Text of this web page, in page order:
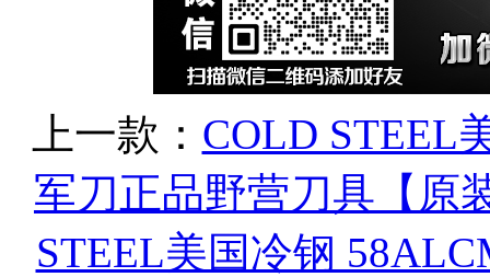
上一款： COLD STEEL
军刀正品野营刀具【原
STEEL美国冷钢